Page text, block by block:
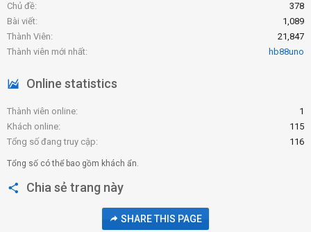
Chủ đề
378
Bài viết
1,089
Thành Viên
21,847
Thành viên mới nhất
hb88uno
Online statistics
Thành viên online
1
Khách online
115
Tổng số đang truy cập
116
Tổng số có thể bao gồm khách ẩn.
Chia sẻ trang này
SHARE THIS PAGE